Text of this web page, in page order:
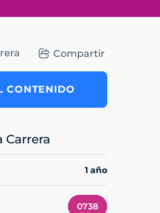
Compartir
CONTENIDO
Carrera
1 año
0738